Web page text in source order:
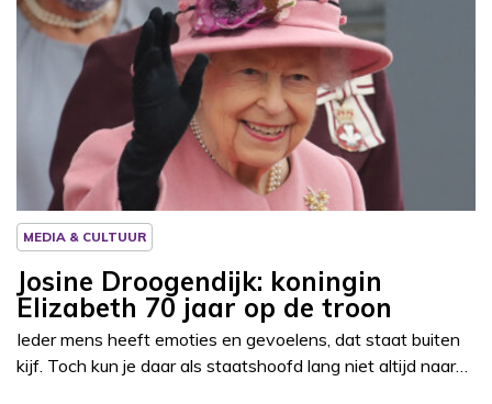
Column
Josine Droogendijk
MEDIA & CULTUUR
Josine Droogendijk: koningin
Elizabeth 70 jaar op de troon
Ieder mens heeft emoties en gevoelens, dat staat buiten
kijf. Toch kun je daar als staatshoofd lang niet altijd naar…